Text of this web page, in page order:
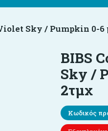
Sky / Pumpkin 0-6
BIBS
Sky /
2τμχ
Κωδικός